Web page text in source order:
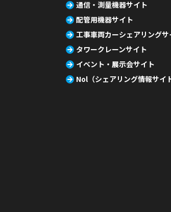
通信・測量機器サイト
配管用機器サイト
工事車両カーシェアリングサ
タワークレーンサイト
イベント・展示会サイト
Nol（シェアリング情報サイト